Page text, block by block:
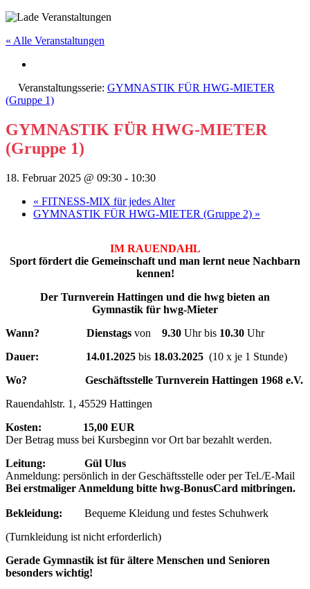
« Alle Veranstaltungen
Veranstaltungsserie: GYMNASTIK FÜR HWG-MIETER
(Gruppe 1)
GYMNASTIK FÜR HWG-MIETER
(Gruppe 1)
18. Februar 2025 @ 09:30 - 10:30
« FITNESS-MIX für jedes Alter
GYMNASTIK FÜR HWG-MIETER (Gruppe 2) »
IM RAUENDAHL
Sport fördert die Gemeinschaft und man lernt neue Nachbarn
kennen!
Der Turnverein Hattingen und die hwg bieten an
Gymnastik für hwg-Mieter
Wann?
Dienstags von 9.30 Uhr bis 10.30 Uhr
Dauer:
14.01.2025 bis 18.03.2025 (10 x je 1 Stunde)
Wo?
Geschäftsstelle Turnverein Hattingen 1968 e.V.
Rauendahlstr. 1, 45529 Hattingen
Kosten:
15,00 EUR
Der Betrag muss bei Kursbeginn vor Ort bar bezahlt werden.
Leitung: Gül Ulus
Anmeldung: persönlich in der Geschäftsstelle oder per Tel./E-Mail
Bei erstmaliger Anmeldung bitte hwg-BonusCard mitbringen.
Bekleidung: Bequeme Kleidung und festes Schuhwerk
(Turnkleidung ist nicht erforderlich)
Gerade Gymnastik ist für ältere Menschen und Senioren
besonders wichtig!